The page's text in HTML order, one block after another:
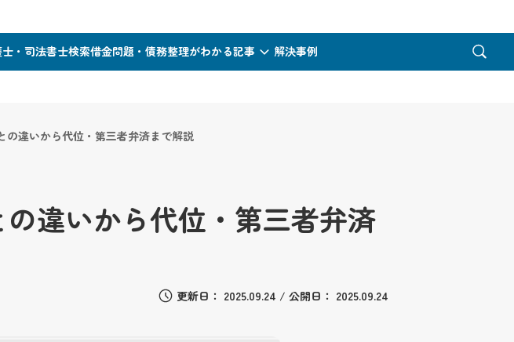
・司法書士検索借金問題・債務整理がわかる記事 解決事例
の違いから代位・第三者弁済まで解説
違いから代位・第三者弁済
更新日： 2025.09.24 / 公開日： 2025.09.24